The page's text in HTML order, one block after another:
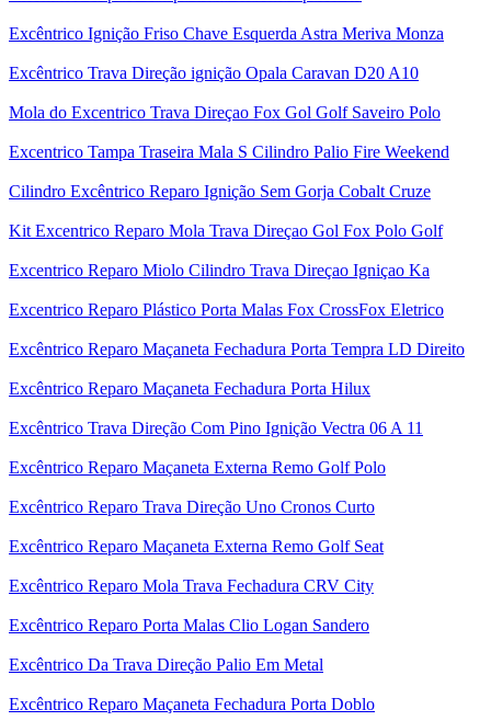
Excêntrico Ignição Friso Chave Esquerda Astra Meriva Monza
Excêntrico Trava Direção ignição Opala Caravan D20 A10
Mola do Excentrico Trava Direçao Fox Gol Golf Saveiro Polo
Excentrico Tampa Traseira Mala S Cilindro Palio Fire Weekend
Cilindro Excêntrico Reparo Ignição Sem Gorja Cobalt Cruze
Kit Excentrico Reparo Mola Trava Direçao Gol Fox Polo Golf
Excentrico Reparo Miolo Cilindro Trava Direçao Igniçao Ka
Excentrico Reparo Plástico Porta Malas Fox CrossFox Eletrico
Excêntrico Reparo Maçaneta Fechadura Porta Tempra LD Direito
Excêntrico Reparo Maçaneta Fechadura Porta Hilux
Excêntrico Trava Direção Com Pino Ignição Vectra 06 A 11
Excêntrico Reparo Maçaneta Externa Remo Golf Polo
Excêntrico Reparo Trava Direção Uno Cronos Curto
Excêntrico Reparo Maçaneta Externa Remo Golf Seat
Excêntrico Reparo Mola Trava Fechadura CRV City
Excêntrico Reparo Porta Malas Clio Logan Sandero
Excêntrico Da Trava Direção Palio Em Metal
Excêntrico Reparo Maçaneta Fechadura Porta Doblo